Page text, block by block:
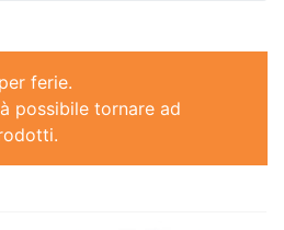
ferie.
possibile tornare ad